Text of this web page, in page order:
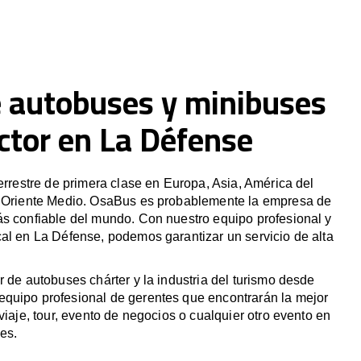
y minibuses
en La Défense
de primera clase en Europa, Asia, América del
Medio. OsaBus es probablemente la empresa de
confiable del mundo. Con nuestro equipo profesional y
en La Défense, podemos garantizar un servicio de alta
de autobuses chárter y la industria del turismo desde
profesional de gerentes que encontrarán la mejor
tour, evento de negocios o cualquier otro evento en